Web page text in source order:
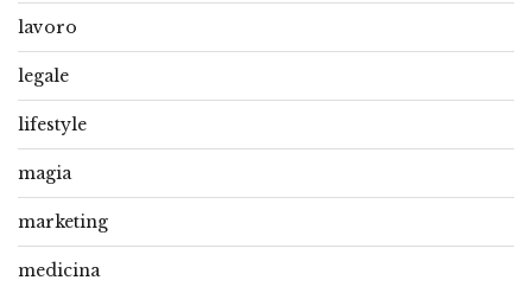
lavoro
legale
lifestyle
magia
marketing
medicina